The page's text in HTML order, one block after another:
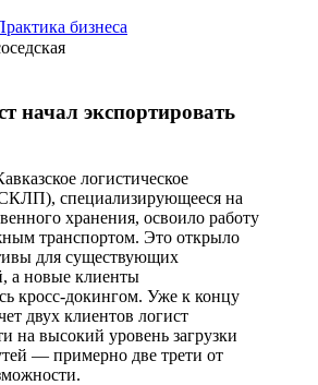
бизнеса
начал экспортировать
логистическое
специализирующееся на
хранения, освоило работу
транспортом. Это открыло
для существующих
а новые клиенты
кросс-докингом. Уже к концу
двух клиентов логист
на высокий уровень загрузки
— примерно две трети от